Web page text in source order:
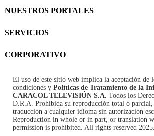
NUESTROS PORTALES
SERVICIOS
CORPORATIVO
El uso de este sitio web implica la aceptación de
condiciones y Políticas de Tratamiento de la
CARACOL TELEVISIÓN S.A. Todos los
D.R.A. Prohibida su reproducción total o parcial,
traducción a cualquier idioma sin autorización
Reproduction in whole or in part, or translation
permission is prohibited. All rights reserved 2025.